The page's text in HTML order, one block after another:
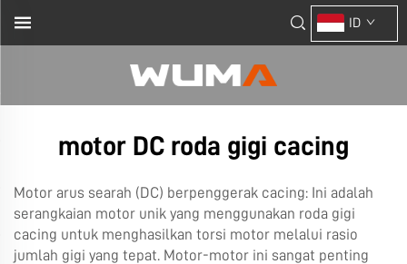
ID
motor DC roda gigi cacing
Motor arus searah (DC) berpenggerak cacing: Ini adalah
serangkaian motor unik yang menggunakan roda gigi
cacing untuk menghasilkan torsi motor melalui rasio
jumlah gigi yang tepat. Motor-motor ini sangat penting